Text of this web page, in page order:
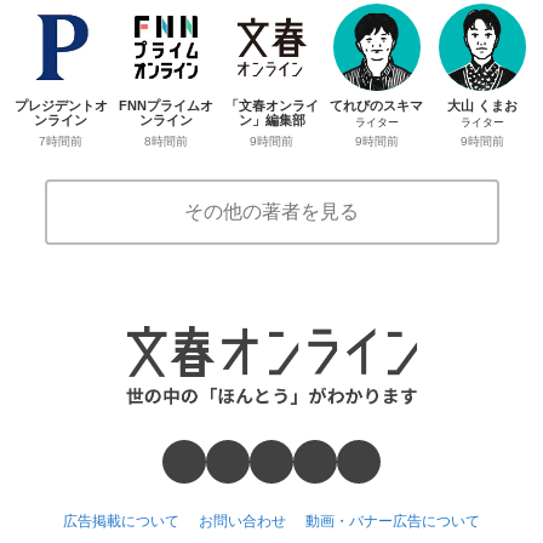
プレジデントオ
ンライン
7時間前
FNNプライムオ
ンライン
8時間前
「文春オンライ
ン」編集部
9時間前
てれびのスキマ
ライター
9時間前
大山 くまお
ライター
9時間前
その他の著者を見る
広告掲載について お問い合わせ 動画・バナー広告について